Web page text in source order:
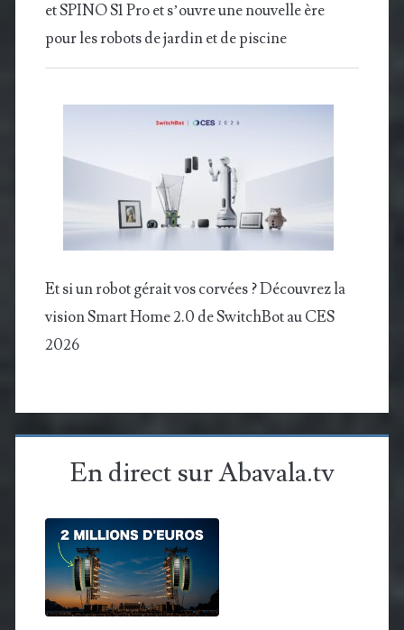
et SPINO S1 Pro et s’ouvre une nouvelle ère
pour les robots de jardin et de piscine
Et si un robot gérait vos corvées ? Découvrez la
vision Smart Home 2.0 de SwitchBot au CES
2026
En direct sur Abavala.tv